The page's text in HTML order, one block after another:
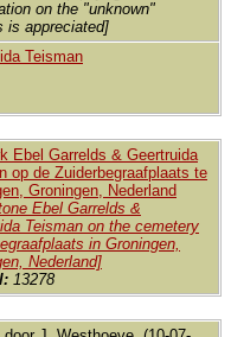
Kind
Kind
-
on the "unknown"
is appreciated]
Teisman
Ebel Garrelds & Geertruida
op de Zuiderbegraafplaats te
Groningen, Nederland
Ebel Garrelds &
Teisman on the cemetery
in Groningen,
Nederland]
13278